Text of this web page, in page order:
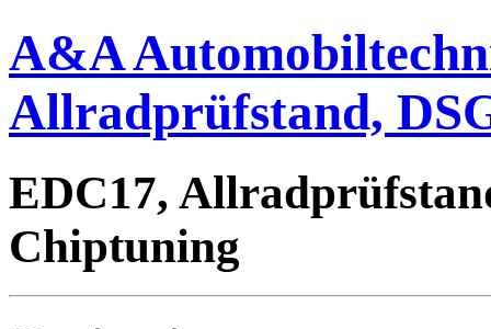
A&A
Allradprüfstand,
EDC17,
Chiptuning